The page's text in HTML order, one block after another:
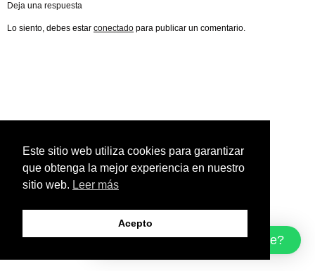
Deja una respuesta
Lo siento, debes estar conectado para publicar un comentario.
¿Cómo podemos ayudarte?
Este sitio web utiliza cookies para garantizar
que obtenga la mejor experiencia en nuestro
sitio web. Leer más
Acepto